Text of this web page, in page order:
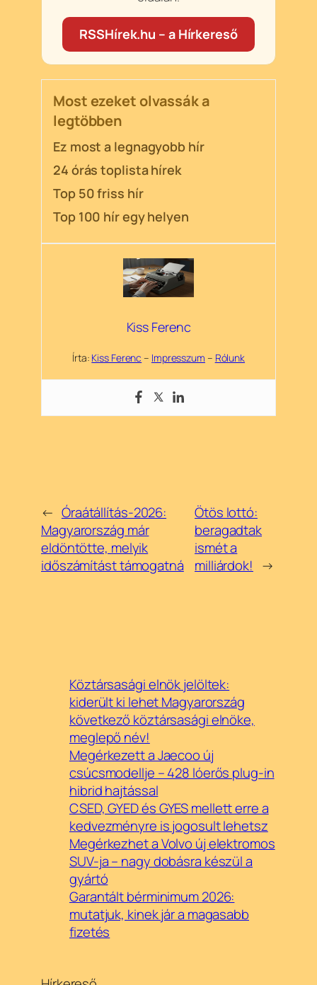
RSSHírek.hu – a Hírkereső
Most ezeket olvassák a
legtöbben
Ez most a legnagyobb hír
24 órás toplista hírek
Top 50 friss hír
Top 100 hír egy helyen
Kiss Ferenc
Írta: Kiss Ferenc – Impresszum – Rólunk
← Óraátállítás-2026:
Magyarország már
eldöntötte, melyik
időszámítást támogatná
Ötös lottó:
beragadtak
ismét a
milliárdok! →
Köztársasági elnök jelöltek:
kiderült ki lehet Magyarország
következő köztársasági elnöke,
meglepő név!
Megérkezett a Jaecoo új
csúcsmodellje – 428 lóerős plug-in
hibrid hajtással
CSED, GYED és GYES mellett erre a
kedvezményre is jogosult lehetsz
Megérkezhet a Volvo új elektromos
SUV-ja – nagy dobásra készül a
gyártó
Garantált bérminimum 2026:
mutatjuk, kinek jár a magasabb
fizetés